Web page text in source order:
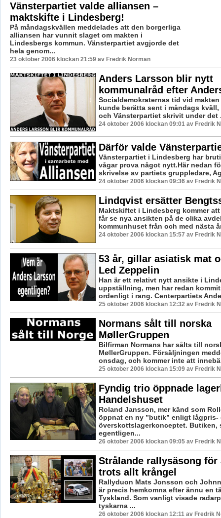
Vänsterpartiet valde alliansen –
maktskifte i Lindesberg!
På måndagskvällen meddelades att den borgerliga
alliansen har vunnit slaget om makten i
Lindesbergs kommun. Vänsterpartiet avgjorde det
hela genom...
23 oktober 2006 klockan 21:59 av Fredrik Norman
Anders Larsson blir nytt
kommunalråd efter
Socialdemokraternas tid vid
kunde berätta sent i måndags kväll,
och Vänsterpartiet skrivit under det
24 oktober 2006 klockan 09:01 av Fredrik
Därför valde
Vänsterpartiet i Lindesberg har
vågar prova något nytt.Här nedan
skrivelse av partiets gruppledare,
24 oktober 2006 klockan 09:36 av Fredrik
Lindqvist ersätter
Maktskiftet i Lindesberg kommer
får se nya ansikten på de olika
kommunhuset från och med nästa
24 oktober 2006 klockan 15:57 av Fredrik
53 år, gillar asiatisk mat
Led Zeppelin
Han är ett relativt nytt ansikte i
uppställning, men har redan
ordenligt i rang. Centerpartiets
25 oktober 2006 klockan 12:32 av Fredrik
Normans sålt till norska
MøllerGruppen
Bilfirman Normans har sålts till
MøllerGruppen. Försäljningen
onsdag, och kommer inte att
25 oktober 2006 klockan 15:09 av Fredrik
Fyndig trio öppnade
Handelshuset
Roland Jansson, mer känd som
öppnat en ny ”butik” enligt lågpris-
överskottslagerkonceptet. Butiken,
egentligen...
26 oktober 2006 klockan 09:05 av Fredrik
Strålande rallysäsong för
trots allt krångel
Rallyduon Mats Jonsson och
är precis hemkomna efter ännu en
Tyskland. Som vanligt visade
tyskarna ...
26 oktober 2006 klockan 12:11 av Fredrik